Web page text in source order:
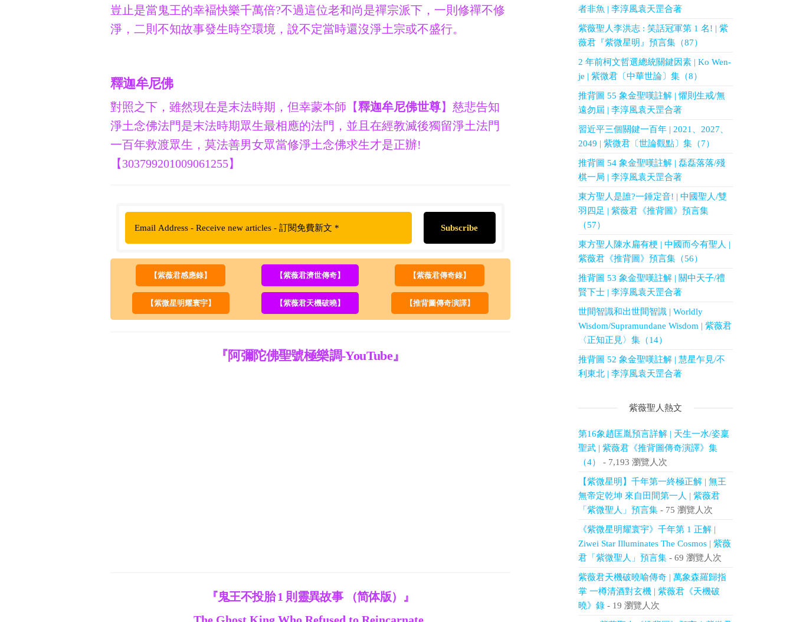
豈止是當鬼王的幸褔快樂千萬倍?不過這位老和尚是禪宗派下，一則修禪不修
淨，二則不知故事發生時空環境，說不定當時還沒淨土宗或不盛行。
釋迦牟尼佛
對照之下，雖然現在是末法時期，但幸蒙本師【釋迦牟尼佛世尊】慈悲告知
淨土念佛法門是末法時期眾生最相應的法門，並且在經教滅後獨留淨土法門
一百年救渡眾生，莫法善男女眾當修淨土念佛求生才是正辦!
【303799201009061255】
【紫薇君感應錄】
【紫微星明耀寰宇】
【紫薇君濟世傳奇】
【紫薇君天機破曉】
【紫薇君傳奇錄】
【推背圖傳奇演譯】
『阿彌陀佛聖號極樂調-YouTube』
『鬼王不投胎 1 則靈異故事 （简体版）』
者非魚 | 李淳風袁天罡合著
紫薇聖人李洪志 : 笑話冠軍第 1 名! | 紫
薇君『紫微星明』預言集（87）
2 年前柯文哲選總統關鍵因素 | Ko Wen-
je | 紫微君〔中華世論〕集（8）
推背圖 55 象金聖嘆註解 | 懼則生戒/無
遠勿屆 | 李淳風袁天罡合著
習近平三個關鍵一百年 | 2021、2027、
2049 | 紫微君〔世論觀點〕集（7）
推背圖 54 象金聖嘆註解 | 磊磊落落/殘
棋一局 | 李淳風袁天罡合著
東方聖人是誰?一錘定音! | 中國聖人/雙
羽四足 | 紫薇君《推背圖》預言集
（57）
東方聖人陳水扁有梗 | 中國而今有聖人 |
紫薇君《推背圖》預言集（56）
推背圖 53 象金聖嘆註解 | 關中天子/禮
賢下士 | 李淳風袁天罡合著
世間智識和出世間智識 | Worldly
Wisdom/Supramundane Wisdom | 紫薇君
〈正知正見〉集（14）
推背圖 52 象金聖嘆註解 | 慧星乍見/不
利東北 | 李淳風袁天罡合著
紫薇聖人熱文
第16象趙匡胤預言詳解 | 天生一水/姿稟
聖武 | 紫薇君《推背圖傳奇演譯》集
（4）
- 7,193 瀏覽人次
【紫微星明】千年第一終極正解 | 無王
無帝定乾坤 來自田間第一人 | 紫薇君
「紫微聖人」預言集- 75 瀏覽人次
《紫微星明耀寰宇》千年第 1 正解 |
Ziwei Star Illuminates The Cosmos | 紫薇
君「紫微聖人」預言集- 69 瀏覽人次
紫薇君天機破曉喻傳奇 | 萬象森羅歸指
掌 一樽清酒對玄機 | 紫薇君《天機破
曉》錄- 19 瀏覽人次